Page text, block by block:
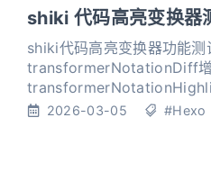
shiki 代码高亮变换器
shiki代码高亮变换器功能测
transformerNotationDiff增
transformerNotationFocus
2026-03-05 #Hexo